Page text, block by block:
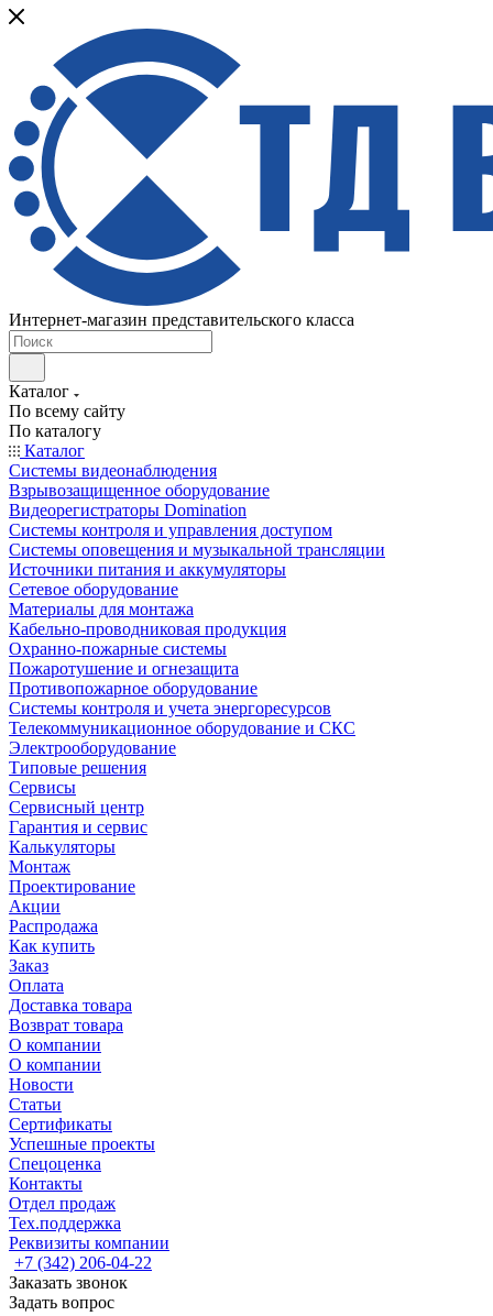
Интернет-магазин представительского класса
Каталог
По всему сайту
По каталогу
Каталог
Системы видеонаблюдения
Взрывозащищенное оборудование
Видеорегистраторы Domination
Системы контроля и управления доступом
Системы оповещения и музыкальной трансляции
Источники питания и аккумуляторы
Сетевое оборудование
Материалы для монтажа
Кабельно-проводниковая продукция
Охранно-пожарные системы
Пожаротушение и огнезащита
Противопожарное оборудование
Системы контроля и учета энергоресурсов
Телекоммуникационное оборудование и СКС
Электрооборудование
Типовые решения
Сервисы
Сервисный центр
Гарантия и сервис
Калькуляторы
Монтаж
Проектирование
Акции
Распродажа
Как купить
Заказ
Оплата
Доставка товара
Возврат товара
О компании
О компании
Новости
Статьи
Сертификаты
Успешные проекты
Спецоценка
Контакты
Отдел продаж
Тех.поддержка
Реквизиты компании
+7 (342) 206-04-22
Заказать звонок
Задать вопрос